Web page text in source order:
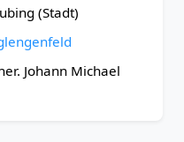
(Stadt)
Johann Michael